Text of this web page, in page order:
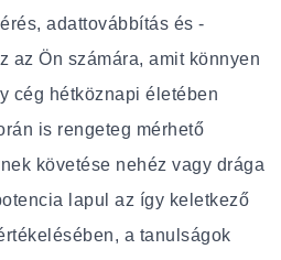
adattovábbítás és -
az Ön számára, amit könnyen
cég hétköznapi életében
is rengeteg mérhető
követése nehéz vagy drága
lapul az így keletkező
a tanulságok